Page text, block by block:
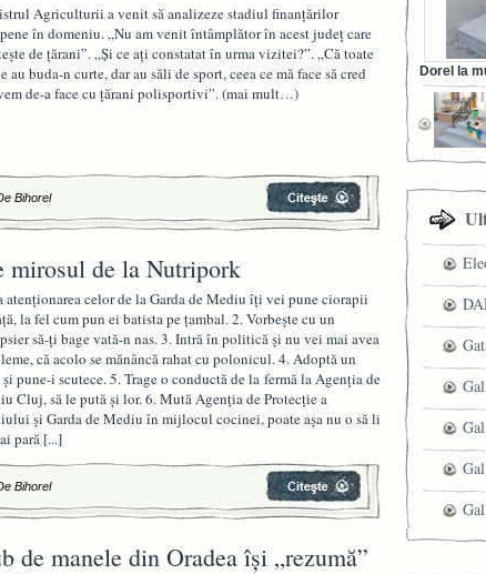
Agriculturii a venit să analizeze stadiul finanţărilor
în domeniu. „Nu am venit întâmplător în acest judeţ care
de ţărani”. „Şi ce aţi constatat în urma vizitei?”. „Că toate
au buda-n curte, dar au săli de sport, ceea ce mă face să cred
de-a face cu ţărani polisportivi”. (mai mult…)
Bihorel
mirosul de la Nutripork
atenţionarea celor de la Garda de Mediu îţi vei pune ciorapii
la fel cum pun ei batista pe ţambal. 2. Vorbeşte cu un
să-ţi bage vată-n nas. 3. Intră în politică şi nu vei mai avea
că acolo se mănâncă rahat cu polonicul. 4. Adoptă un
pune-i scutece. 5. Trage o conductă de la fermă la Agenţia de
Cluj, să le pută şi lor. 6. Mută Agenţia de Protecţie a
şi Garda de Mediu în mijlocul cocinei, poate aşa nu o să li
pară [...]
Bihorel
de manele din Oradea îşi „rezumă”
Dorel la
din